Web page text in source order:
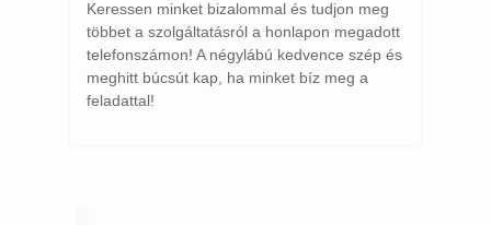
Keressen minket bizalommal és tudjon meg
többet a szolgáltatásról a honlapon megadott
telefonszámon! A négylábú kedvence szép és
meghitt búcsút kap, ha minket bíz meg a
feladattal!